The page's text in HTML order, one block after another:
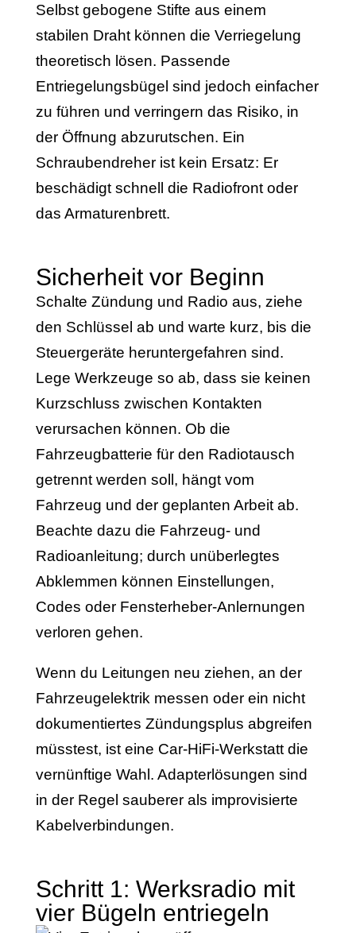
Selbst gebogene Stifte aus einem
stabilen Draht können die Verriegelung
theoretisch lösen. Passende
Entriegelungsbügel sind jedoch einfacher
zu führen und verringern das Risiko, in
der Öffnung abzurutschen. Ein
Schraubendreher ist kein Ersatz: Er
beschädigt schnell die Radiofront oder
das Armaturenbrett.
Sicherheit vor Beginn
Schalte Zündung und Radio aus, ziehe
den Schlüssel ab und warte kurz, bis die
Steuergeräte heruntergefahren sind.
Lege Werkzeuge so ab, dass sie keinen
Kurzschluss zwischen Kontakten
verursachen können. Ob die
Fahrzeugbatterie für den Radiotausch
getrennt werden soll, hängt vom
Fahrzeug und der geplanten Arbeit ab.
Beachte dazu die Fahrzeug- und
Radioanleitung; durch unüberlegtes
Abklemmen können Einstellungen,
Codes oder Fensterheber-Anlernungen
verloren gehen.
Wenn du Leitungen neu ziehen, an der
Fahrzeugelektrik messen oder ein nicht
dokumentiertes Zündungsplus abgreifen
müsstest, ist eine Car-HiFi-Werkstatt die
vernünftige Wahl. Adapterlösungen sind
in der Regel sauberer als improvisierte
Kabelverbindungen.
Schritt 1: Werksradio mit
vier Bügeln entriegeln